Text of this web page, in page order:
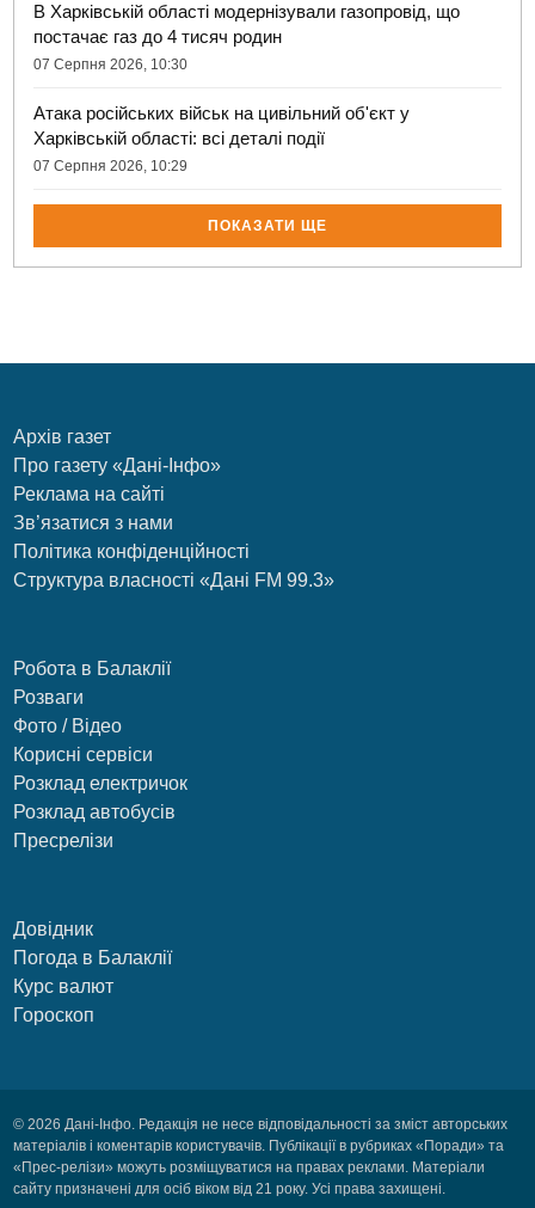
В Харківській області модернізували газопровід, що
постачає газ до 4 тисяч родин
07 Серпня 2026, 10:30
Атака російських військ на цивільний об'єкт у
Харківській області: всі деталі події
07 Серпня 2026, 10:29
ПОКАЗАТИ ЩЕ
Архів газет
Про газету «Дані-Інфо»
Реклама на сайті
Зв’язатися з нами
Політика конфіденційності
Структура власності «Дані FM 99.3»
Робота в Балаклії
Розваги
Фото / Відео
Корисні сервіси
Розклад електричок
Розклад автобусів
Пресрелізи
Довідник
Погода в Балаклії
Курс валют
Гороскоп
© 2026 Дані-Інфо. Редакція не несе відповідальності за зміст авторських
матеріалів і коментарів користувачів. Публікації в рубриках «Поради» та
«Прес-релізи» можуть розміщуватися на правах реклами. Матеріали
сайту призначені для осіб віком від 21 року. Усі права захищені.